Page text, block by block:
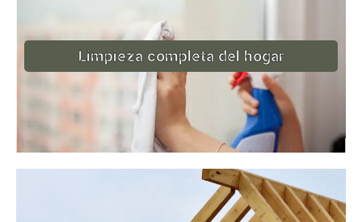
Limpieza completa del hogar